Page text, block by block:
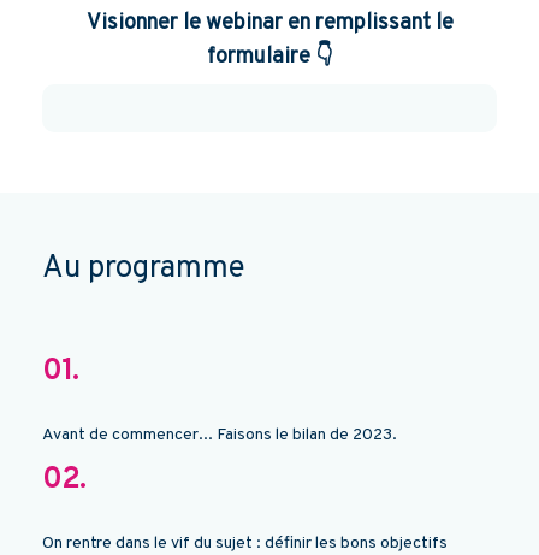
Visionner le webinar en remplissant le
formulaire 👇
Au programme
01.
Avant de commencer... Faisons le bilan de 2023.
02.
On rentre dans le vif du sujet : définir les bons objectifs